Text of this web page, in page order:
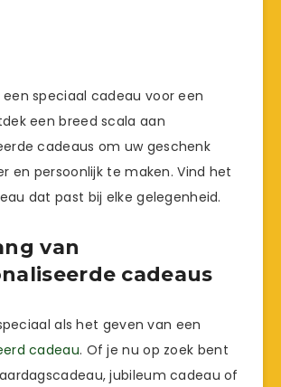
een speciaal cadeau voor een
een breed scala aan
cadeaus om uw geschenk
en persoonlijk te maken. Vind het
dat past bij elke gelegenheid.
van
cadeaus
als het geven van een
cadeau. Of je nu op zoek bent
jubileum cadeau of